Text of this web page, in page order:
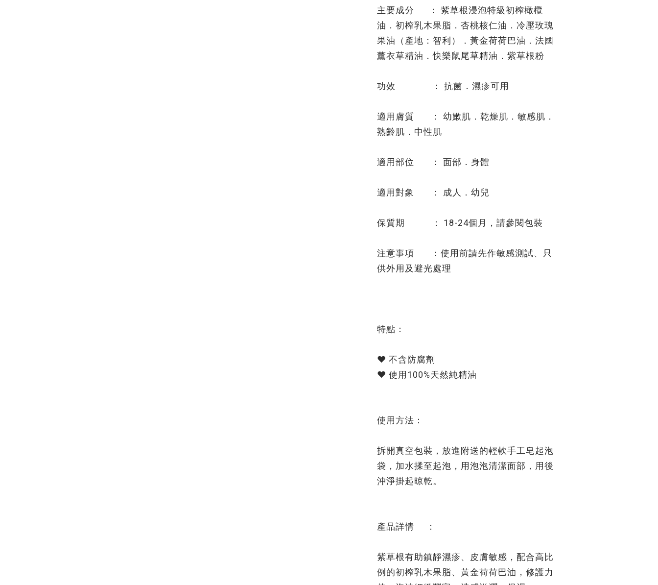
主要成分 ： 紫草根浸泡特級初榨橄欖
油．初榨乳木果脂．杏桃核仁油．冷壓玫瑰
果油（產地：智利）．黃金荷荷巴油．法國
薰衣草精油．快樂鼠尾草精油．紫草根粉
功效 ： 抗菌．濕疹可用
適用膚質 ： 幼嫰肌．乾燥肌．敏感肌．
熟齡肌．中性肌
適用部位 ： 面部．身體
適用對象 ： 成人．幼兒
保質期 ： 18-24個月，請參閱包裝
注意事項 ：使用前請先作敏感測試、只
供外用及避光處理
特點：
❤️ 不含防腐劑
❤️ 使用100%天然純精油
使用方法：
拆開真空包裝，放進附送的輕軟手工皂起泡
袋，加水揉至起泡，用泡泡清潔面部，用後
沖淨掛起晾乾。
產品詳情 ：
紫草根有助鎮靜濕疹、皮膚敏感，配合高比
例的初榨乳木果脂、黃金荷荷巴油，修護力